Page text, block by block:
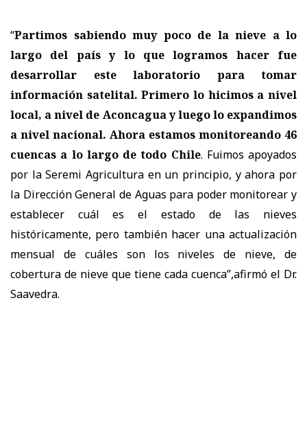
“Partimos sabiendo muy poco de la nieve a lo
largo del país y lo que logramos hacer fue
desarrollar este laboratorio para tomar
información satelital. Primero lo hicimos a nivel
local, a nivel de Aconcagua y luego lo expandimos
a nivel nacional. Ahora estamos monitoreando 46
cuencas a lo largo de todo Chile. Fuimos apoyados
por la Seremi Agricultura en un principio, y ahora por
la Dirección General de Aguas para poder monitorear y
establecer cuál es el estado de las nieves
históricamente, pero también hacer una actualización
mensual de cuáles son los niveles de nieve, de
cobertura de nieve que tiene cada cuenca”,afirmó el Dr.
Saavedra.